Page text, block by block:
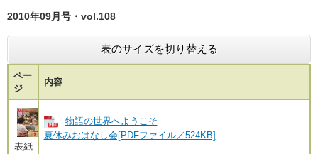
2010年09月号・vol.108
表のサイズを切り替える
ペー
ジ
内容
表紙
物語の世界へようこそ
夏休みおはなし会[PDFファイル／524KB]